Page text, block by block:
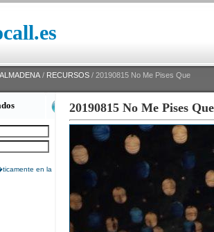
/ RECURSOS / 20190815 No Me Pises Que
en la
20190815 No Me Pises